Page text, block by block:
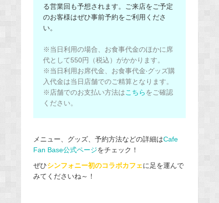
る営業回も予想されます。ご来店をご予定
のお客様はぜひ事前予約をご利用くださ
い。
※当日利用の場合、お食事代金のほかに席
代として550円（税込）がかかります。
※当日利用お席代金、お食事代金‧グッズ購
入代金は当日店舗でのご精算となります。
※店舗でのお支払い方法はこちら をご確認
ください。
メニュー、グッズ、予約方法などの詳細はCafe
Fan Base公式ページをチェック！
ぜひシンフォニー初のコラボカフェに足を運んで
みてくださいね～！